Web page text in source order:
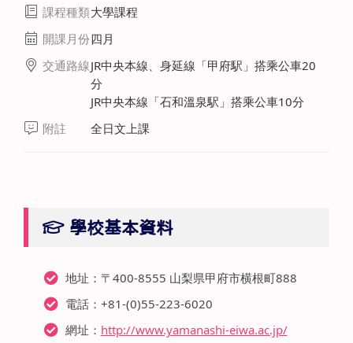
課程種類大學課程
開課月份四月
交通路線JR中央本線、身延線「甲府駅」搭乘公車20
分
JR中央本線「石和溫泉駅」搭乘公車10分
附註
全日文上課
學校基本資料
地址：〒400-8555 山梨県甲府市横根町888
電話：+81-(0)55-223-6020
網址： http://www.yamanashi-eiwa.ac.jp/